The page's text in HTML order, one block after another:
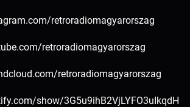
retroradiomagyarorszag
retroradiomagyarorszag
retroradiomagyarorszag
show/3G5u9ihB2VjLYFO3uIkqdH